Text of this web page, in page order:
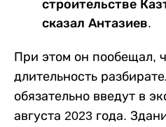
строительстве
сказал Антазиев.
При этом он пообещал,
длительность
обязательно введут в
августа 2023 года.